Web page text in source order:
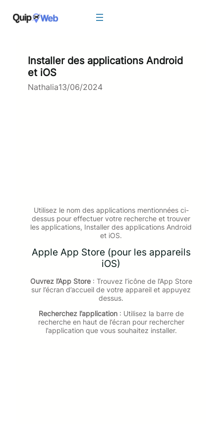
Installer des applications Android
et iOS
Nathalia13/06/2024
Utilisez le nom des applications mentionnées ci-
dessus pour effectuer votre recherche et trouver
les applications, Installer des applications Android
et iOS.
Apple App Store (pour les appareils
iOS)
Ouvrez l’App Store: Trouvez l’icône de l’App Store
sur l’écran d’accueil de votre appareil et appuyez
dessus.
Recherchez l’application: Utilisez la barre de
recherche en haut de l’écran pour rechercher
l’application que vous souhaitez installer.